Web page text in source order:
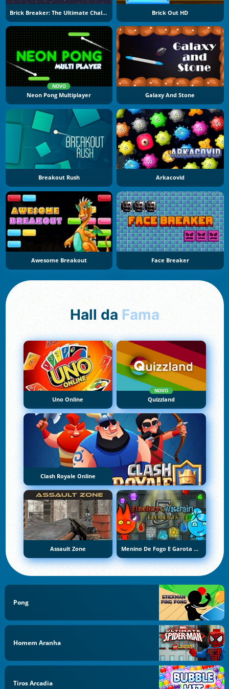
Brick Breaker: The Ultimate Challenge Brick Out HD
NOVO
Neon Pong Multiplayer Galaxy And Stone
Breakout Rush Arkacovid
Awesome Breakout Face Breaker
Hall da Fama
Uno Online
NOVO
Quizzland
Clash Royale Online
Assault Zone Menino De Fogo E Garota De Água 5: Elementos
Pong
Homem Aranha
Tiros Arcadia